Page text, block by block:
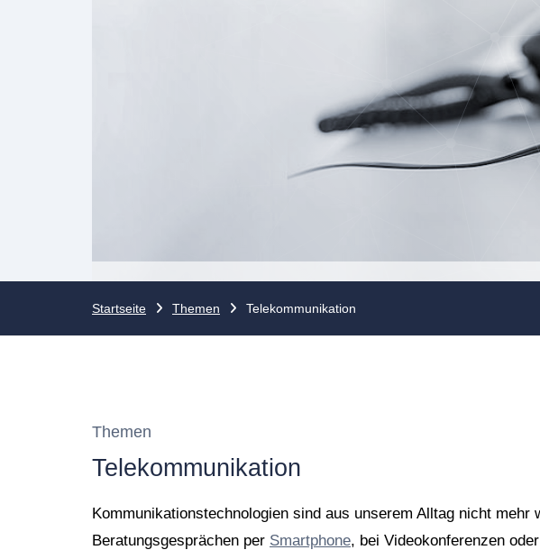
Startseite Themen Telekommunikation
Themen
Telekommunikation
Kommunikationstechnologien sind aus unserem Alltag nicht mehr
Beratungsgesprächen per Smartphone, bei Videokonferenzen